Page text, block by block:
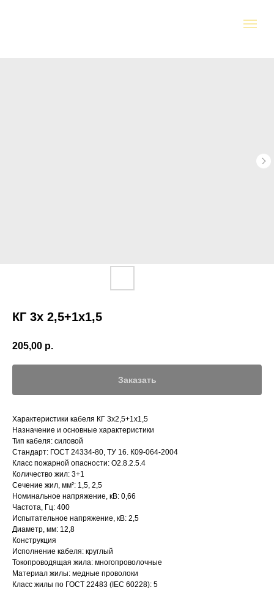
КГ 3х 2,5+1х1,5
205,00 р.
Заказать
Характеристики кабеля КГ 3х2,5+1х1,5
Назначение и основные характеристики
Тип кабеля: силовой
Стандарт: ГОСТ 24334-80, ТУ 16. К09-064-2004
Класс пожарной опасности: О2.8.2.5.4
Количество жил: 3+1
Сечение жил, мм²: 1,5, 2,5
Номинальное напряжение, кВ: 0,66
Частота, Гц: 400
Испытательное напряжение, кВ: 2,5
Диаметр, мм: 12,8
Конструкция
Исполнение кабеля: круглый
Токопроводящая жила: многопроволочные
Материал жилы: медные проволоки
Класс жилы по ГОСТ 22483 (IEC 60228): 5